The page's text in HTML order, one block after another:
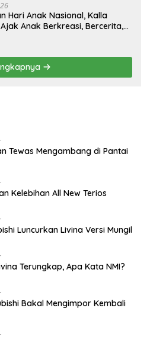
Hari Anak Nasional, Kalla
Anak Berkreasi, Bercerita,
Tewas Mengambang di Pantai
Kelebihan All New Terios
Luncurkan Livina Versi Mungil
Terungkap, Apa Kata NMI?
Bakal Mengimpor Kembali